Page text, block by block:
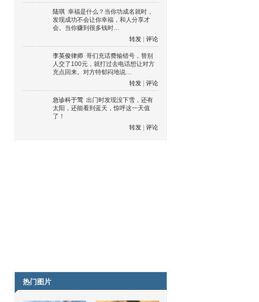
陆琪 幸福是什么？当你功成名就时，
发现成功不会让你幸福，和人分享才
会。当你赚到很多钱时…
转发
评论
李英俊律师 哥们充话费输错号，替别
人交了100元，就打过去电话想让对方
充点回来。对方特郁闷地说…
转发
评论
急诊科于莺 出门时发现没下雪，还有
太阳，还能看到蓝天，惊呼这一天值
了！
转发
评论
热门图片